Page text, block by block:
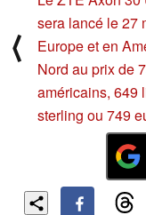
⟨
sera lancé le 27
Europe et en
Nord au prix de
américains, 649
sterling ou 749